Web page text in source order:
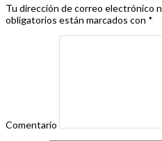
Tu dirección de correo electrónico
obligatorios están marcados con *
Comentario